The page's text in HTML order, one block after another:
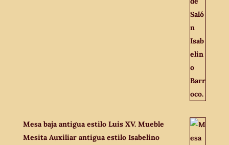
Mesa baja antigua estilo Luis XV. Mueble
Mesita Auxiliar antigua estilo Isabelino